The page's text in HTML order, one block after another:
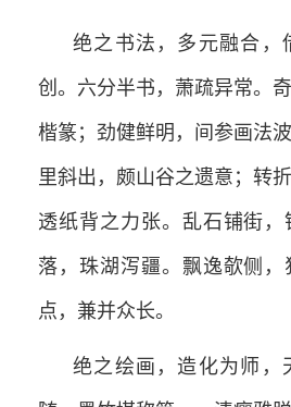
绝之书法，多元融合，
创。六分半书，萧疏异常。
楷篆；劲健鲜明，间参画法
里斜出，颇山谷之遗意；转
透纸背之力张。乱石铺街
落，珠湖泻疆。飘逸欹侧
点，兼并众长。
绝之绘画，造化为师，